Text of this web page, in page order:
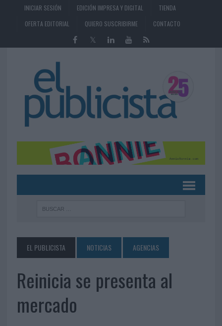
INICIAR SESIÓN EDICIÓN IMPRESA Y DIGITAL
TIENDA
OFERTA EDITORIAL
QUIERO SUSCRIBIRME CONTACTO
EL PUBLICISTA NOTICIAS AGENCIAS
Reinicia se presenta al
mercado